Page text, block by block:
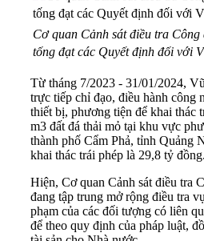
Cơ quan Cảnh sát điều tra
tống đạt các Quyết định đối với
Từ tháng 7/2023 - 31/01/2024,
trực tiếp chỉ đạo, điều hành công
thiết bị, phương tiện để khai thác
m3 đất đá thải mỏ tại khu vực
thành phố Cẩm Phả, tỉnh Quảng
khai thác trái phép là 29,8 tỷ đồng.
Hiện, Cơ quan Cảnh sát điều tra
đang tập trung mở rộng điều tra
phạm của các đối tượng có liên
để theo quy định của pháp luật,